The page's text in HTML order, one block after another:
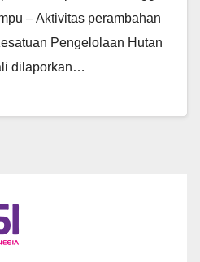
– Aktivitas perambahan
Pengelolaan Hutan
dilaporkan…